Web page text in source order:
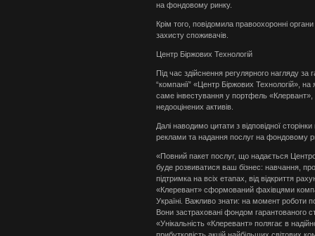
на фондовому ринку.
Крім того, повідомила правоохоронні
захисту споживачів.
Центр Біржових Технологій
Під час здійснення регулярного нагляду за
“компанії” «Центр Біржових Технологій»,
саме інвестування у портфель «Клервант»,
недооцінених активів.
Далі наводимо цитати з відповідної
реклами та надання послуг на фондовому
«Повний пакет послуг, що надається
буде розвиватися ваш бізнес: навчання,
підтримка на всіх етапах, від відкриття
«Клеревант» сформований фахівцями
Україні. Важливо знати: на момент роботи
Вони застраховані фондом гарантованого
«Унікальність «Клеревант» полягає в